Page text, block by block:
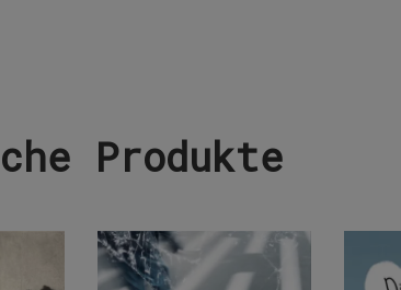
Produkte